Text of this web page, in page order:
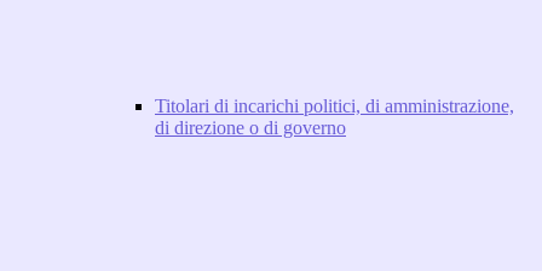
Titolari di incarichi politici, di amministrazione,
di direzione o di governo